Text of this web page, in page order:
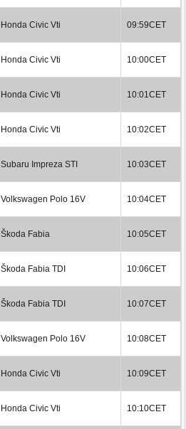
Honda Civic Vti 09:59CET
Honda Civic Vti 10:00CET
Honda Civic Vti 10:01CET
Honda Civic Vti 10:02CET
Subaru Impreza STI 10:03CET
Volkswagen Polo 16V 10:04CET
Škoda Fabia 10:05CET
Škoda Fabia TDI 10:06CET
Škoda Fabia TDI 10:07CET
Volkswagen Polo 16V 10:08CET
Honda Civic Vti 10:09CET
Honda Civic Vti 10:10CET